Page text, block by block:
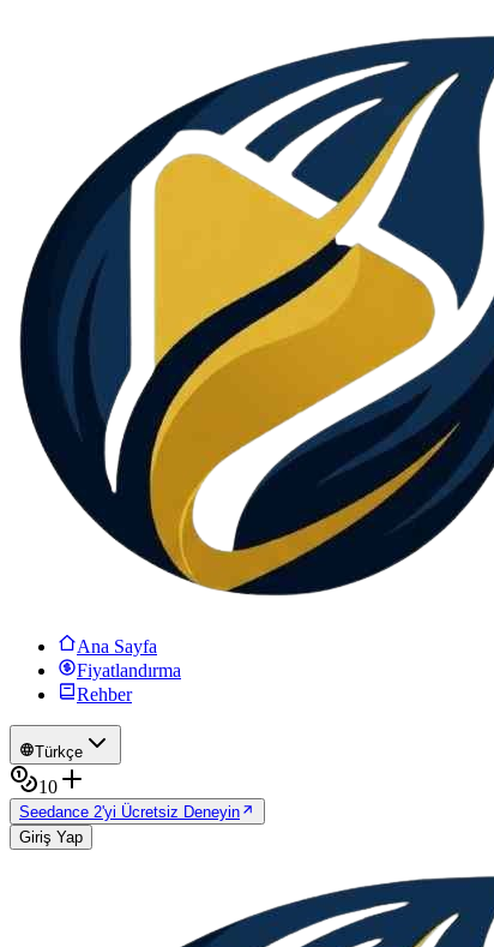
Ana Sayfa
Fiyatlandırma
Rehber
Türkçe
10
Seedance 2'yi Ücretsiz Deneyin
Giriş Yap